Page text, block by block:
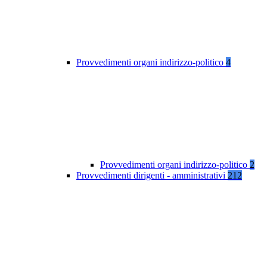
Provvedimenti organi indirizzo-politico 4
Provvedimenti organi indirizzo-politico 2
Provvedimenti dirigenti - amministrativi 212